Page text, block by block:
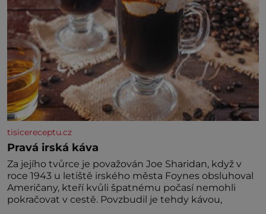
tisicereceptu.cz
Pravá irská káva
Za jejího tvůrce je považován Joe Sharidan, když v
roce 1943 u letiště irského města Foynes obsluhoval
Američany, kteří kvůli špatnému počasí nemohli
pokračovat v cestě. Povzbudil je tehdy kávou,